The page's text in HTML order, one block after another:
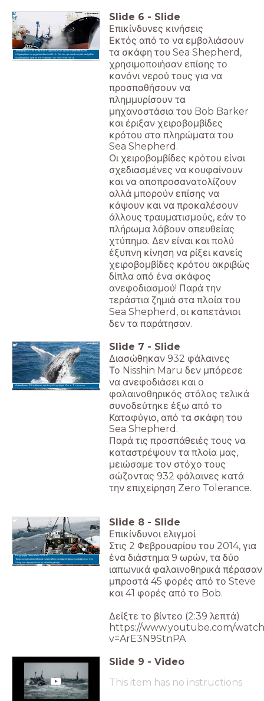
Τα σκάφη των Sea Shepherd εμβολιάζονται, έγιναν προσπάθειες να
πλημμυρίσουν το μηχανοστάσιο του Bob Barkers με κανόνι νερού και έριξαν
χειροβομβίδες κρότου στο πλήρωμα των Sea Shepherd.
Slide 6 - Slide
Επικίνδυνες κινήσεις
Εκτός από το να εμβολιάσουν
τα σκάφη του Sea Shepherd,
χρησιμοποιήσαν επίσης το
κανόνι νερού τους για να
προσπαθήσουν να
πλημμυρίσουν τα
μηχανοστάσια του Bob Barker
και έριξαν χειροβομβίδες
κρότου στα πληρώματα του
Sea Shepherd.
Οι χειροβομβίδες κρότου είναι
σχεδιασμένες να κουφαίνουν
και να αποπροσανατολίζουν
αλλά μπορούν επίσης να
κάψουν και να προκαλέσουν
άλλους τραυματισμούς, εάν το
πλήρωμα λάβουν απευθείας
χτύπημα. Δεν είναι και πολύ
έξυπνη κίνηση να ρίξει κανείς
χειροβομβίδες κρότου ακριβώς
δίπλα από ένα σκάφος
ανεφοδιασμού! Παρά την
τεράστια ζημιά στα πλοία του
Sea Shepherd, οι καπετάνιοι
δεν τα παράτησαν.
Διασώθηκαν 932 φάλαινες κατά την Επιχείρηση Zero Tolerance.
Slide 7 - Slide
Διασώθηκαν 932 φάλαινες
Το Nisshin Maru δεν μπόρεσε
να ανεφοδιάσει και ο
φαλαινοθηρικός στόλος τελικά
συνοδεύτηκε έξω από το
Καταφύγιο, από τα σκάφη του
Sea Shepherd.
Παρά τις προσπάθειές τους να
καταστρέψουν τα πλοία μας,
μειώσαμε τον στόχο τους
σώζοντας 932 φάλαινες κατά
την επιχείρηση Zero Tolerance.
Επιχείρηση Relentless 2013-14
Τα ιαπωνικά φαλαινοθηρικά προσπαθούν να σαμποτάρουν τα σκάφη των Sea
Shepherd ρυμουλκώντας καλώδια χάλυβα.
Slide 8 - Slide
Επικίνδυνοι ελιγμοί
Στις 2 Φεβρουαρίου του 2014, για
ένα διάστημα 9 ωρών, τα δύο
ιαπωνικά φαλαινοθηρικά πέρασαν
μπροστά 45 φορές από το Steve
και 41 φορές από το Bob.
Δείξτε το βίντεο (2:39 λεπτά)
https://www.youtube.com/
v=ArE3N9StnPA
Slide 9 - Video
This item has no instructions